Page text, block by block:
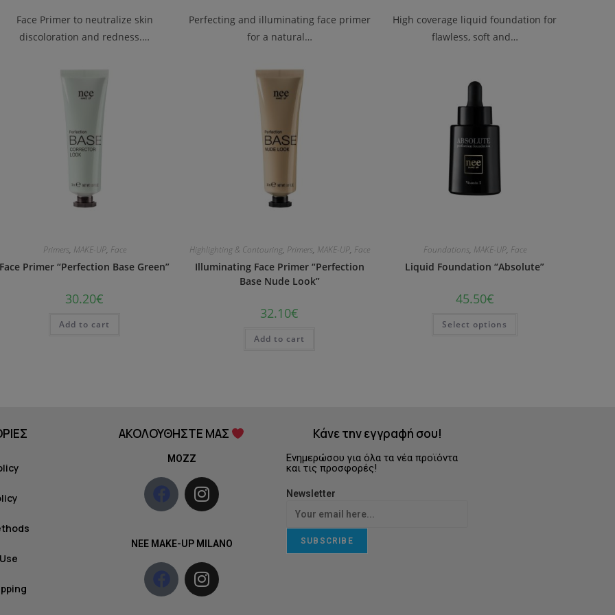
Face Primer to neutralize skin
discoloration and redness.…
Primers, MAKE-UP, Face
Face Primer “Perfection Base Green”
30.20€
Add to cart
Perfecting and illuminating face primer
for a natural…
Highlighting & Contouring, Primers, MAKE-UP, Face
Illuminating Face Primer “Perfection
Base Nude Look”
32.10€
Add to cart
High coverage liquid foundation for
flawless, soft and…
Foundations, MAKE-UP, Face
Liquid Foundation “Absolute”
45.50€
Select options
ΑΚΟΛΟΥΘΗΣΤΕ ΜΑΣ
MOZZ
NEE MAKE-UP MILANO
Κάνε την εγγραφή σου!
Ενημερώσου για όλα τα νέα προϊόντα
και τις προσφορές!
Newsletter
SUBSCRIBE